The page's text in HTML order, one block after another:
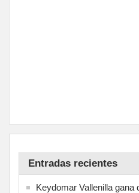
Entradas recientes
Keydomar Vallenilla gana